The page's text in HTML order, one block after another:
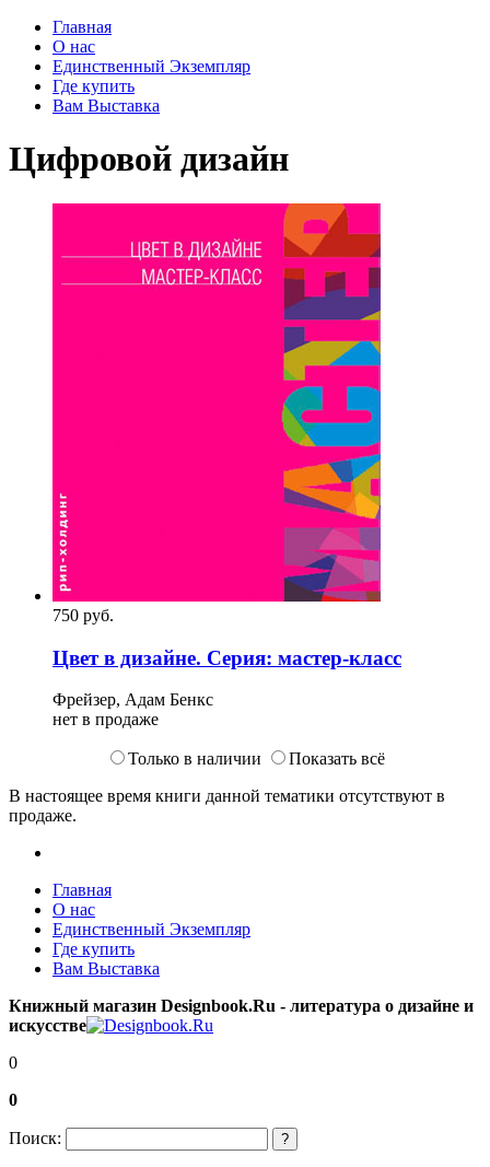
Главная
О нас
Единственный Экземпляр
Где купить
Вам Выставка
Цифровой дизайн
750 pуб.
Цвет в дизайне. Серия: мастер-класс
Фрейзер, Адам Бенкс
нет в продаже
Только в наличии
Показать всё
В настоящее время книги данной тематики отсутствуют в
продаже.
Главная
О нас
Единственный Экземпляр
Где купить
Вам Выставка
Книжный магазин Designbook.Ru - литература о дизайне и
искусстве
0
0
Поиск: ?